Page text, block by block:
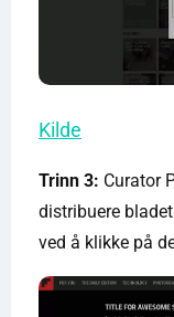
Kilde
Trinn 3: Curator
distribuere
ved å klikke på